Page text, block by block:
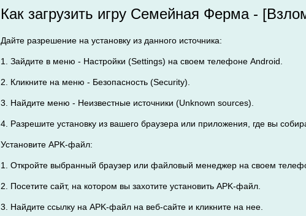
Как загрузить игру Семейная Ферма -
Дайте разрешение на установку из данного источника:
1. Зайдите в меню - Настройки (Settings) на своем телефоне Android.
2. Кликните на меню - Безопасность (Security).
3. Найдите меню - Неизвестные источники (Unknown sources).
4. Разрешите установку из вашего браузера или приложения, где вы
Установите APK-файл:
1. Откройте выбранный браузер или файловый менеджер на своем
2. Посетите сайт, на котором вы захотите установить APK-файл.
3. Найдите ссылку на APK-файл на веб-сайте и кликните на нее.